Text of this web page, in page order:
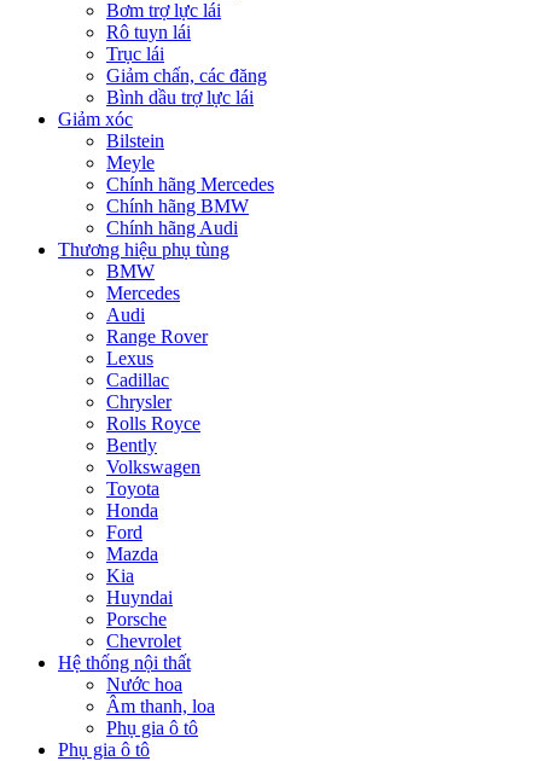
Bơm trợ lực lái
Rô tuyn lái
Trục lái
Giảm chấn, các đăng
Bình dầu trợ lực lái
Giảm xóc
Bilstein
Meyle
Chính hãng Mercedes
Chính hãng BMW
Chính hãng Audi
Thương hiệu phụ tùng
BMW
Mercedes
Audi
Range Rover
Lexus
Cadillac
Chrysler
Rolls Royce
Bently
Volkswagen
Toyota
Honda
Ford
Mazda
Kia
Huyndai
Porsche
Chevrolet
Hệ thống nội thất
Nước hoa
Âm thanh, loa
Phụ gia ô tô
Phụ gia ô tô